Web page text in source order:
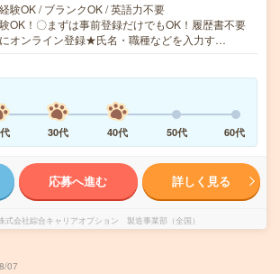
験OK / ブランクOK / 英語力不要
OK！〇まずは事前登録だけでもOK！履歴書不要
オンライン登録★氏名・職種などを入力す…
30代 40代 50代 60代
応募へ進む 詳しく見る
式会社綜合キャリアオプション 製造事業部（全国）
07